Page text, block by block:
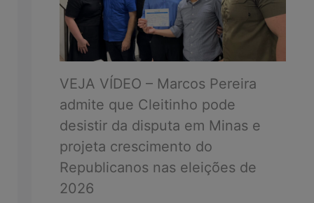
VEJA VÍDEO – Marcos Pereira
admite que Cleitinho pode
desistir da disputa em Minas e
projeta crescimento do
Republicanos nas eleições de
2026